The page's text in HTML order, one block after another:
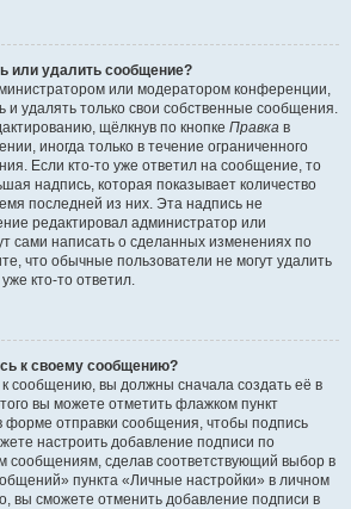
или удалить сообщение?
или модератором конференции,
и удалять только свои собственные сообщения.
щёлкнув по кнопке Правка в
иногда только в течение ограниченного
Если кто-то уже ответил на сообщение, то
надпись, которая показывает количество
последней из них. Эта надпись не
редактировал администратор или
сами написать о сделанных изменениях по
что обычные пользователи не могут удалить
кто-то ответил.
к своему сообщению?
сообщению, вы должны сначала создать её в
вы можете отметить флажком пункт
форме отправки сообщения, чтобы подпись
настроить добавление подписи по
сообщениям, сделав соответствующий выбор в
пункта «Личные настройки» в личном
вы сможете отменить добавление подписи в